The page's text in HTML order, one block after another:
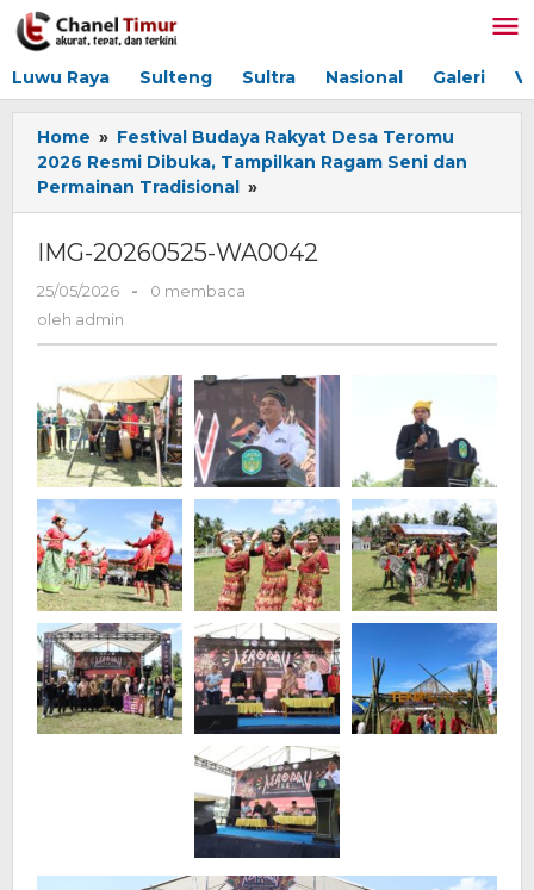
Lewati
ke
Luwu Raya Sulteng Sultra Nasional Galeri
Home » Festival Budaya Rakyat Desa Teromu
2026 Resmi Dibuka, Tampilkan Ragam Seni dan
Permainan Tradisional »
20260525-
IMG-20260525-WA0042
25/05/2026
oleh
-
0 membaca
oleh admin